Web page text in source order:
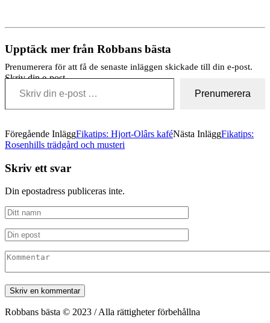
Upptäck mer från Robbans bästa
Prenumerera för att få de senaste inläggen skickade till din e-post.
Skriv din e-post …
Prenumerera
Föregående InläggFikatips: Hjort-Olârs kaféNästa InläggFikatips:
Rosenhills trädgård och musteri
Skriv ett svar
Din epostadress publiceras inte.
Robbans bästa © 2023 / Alla rättigheter förbehållna